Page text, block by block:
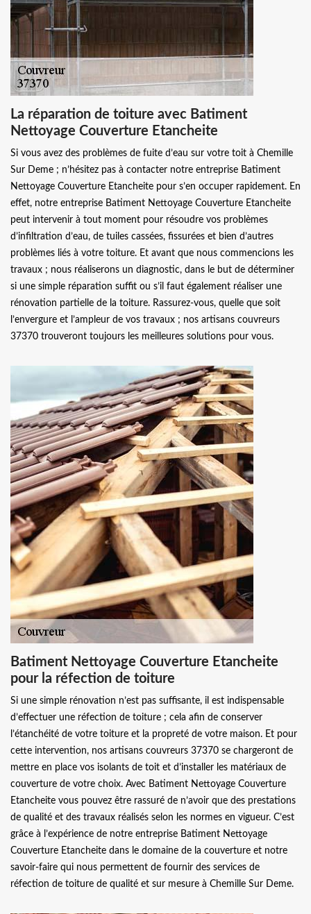
La réparation de toiture avec Batiment
Nettoyage Couverture Etancheite
Si vous avez des problèmes de fuite d’eau sur votre toit à Chemille
Sur Deme ; n’hésitez pas à contacter notre entreprise Batiment
Nettoyage Couverture Etancheite pour s’en occuper rapidement. En
effet, notre entreprise Batiment Nettoyage Couverture Etancheite
peut intervenir à tout moment pour résoudre vos problèmes
d’infiltration d’eau, de tuiles cassées, fissurées et bien d’autres
problèmes liés à votre toiture. Et avant que nous commencions les
travaux ; nous réaliserons un diagnostic, dans le but de déterminer
si une simple réparation suffit ou s’il faut également réaliser une
rénovation partielle de la toiture. Rassurez-vous, quelle que soit
l’envergure et l’ampleur de vos travaux ; nos artisans couvreurs
37370 trouveront toujours les meilleures solutions pour vous.
Batiment Nettoyage Couverture Etancheite
pour la réfection de toiture
Si une simple rénovation n’est pas suffisante, il est indispensable
d’effectuer une réfection de toiture ; cela afin de conserver
l’étanchéité de votre toiture et la propreté de votre maison. Et pour
cette intervention, nos artisans couvreurs 37370 se chargeront de
mettre en place vos isolants de toit et d’installer les matériaux de
couverture de votre choix. Avec Batiment Nettoyage Couverture
Etancheite vous pouvez être rassuré de n’avoir que des prestations
de qualité et des travaux réalisés selon les normes en vigueur. C’est
grâce à l’expérience de notre entreprise Batiment Nettoyage
Couverture Etancheite dans le domaine de la couverture et notre
savoir-faire qui nous permettent de fournir des services de
réfection de toiture de qualité et sur mesure à Chemille Sur Deme.